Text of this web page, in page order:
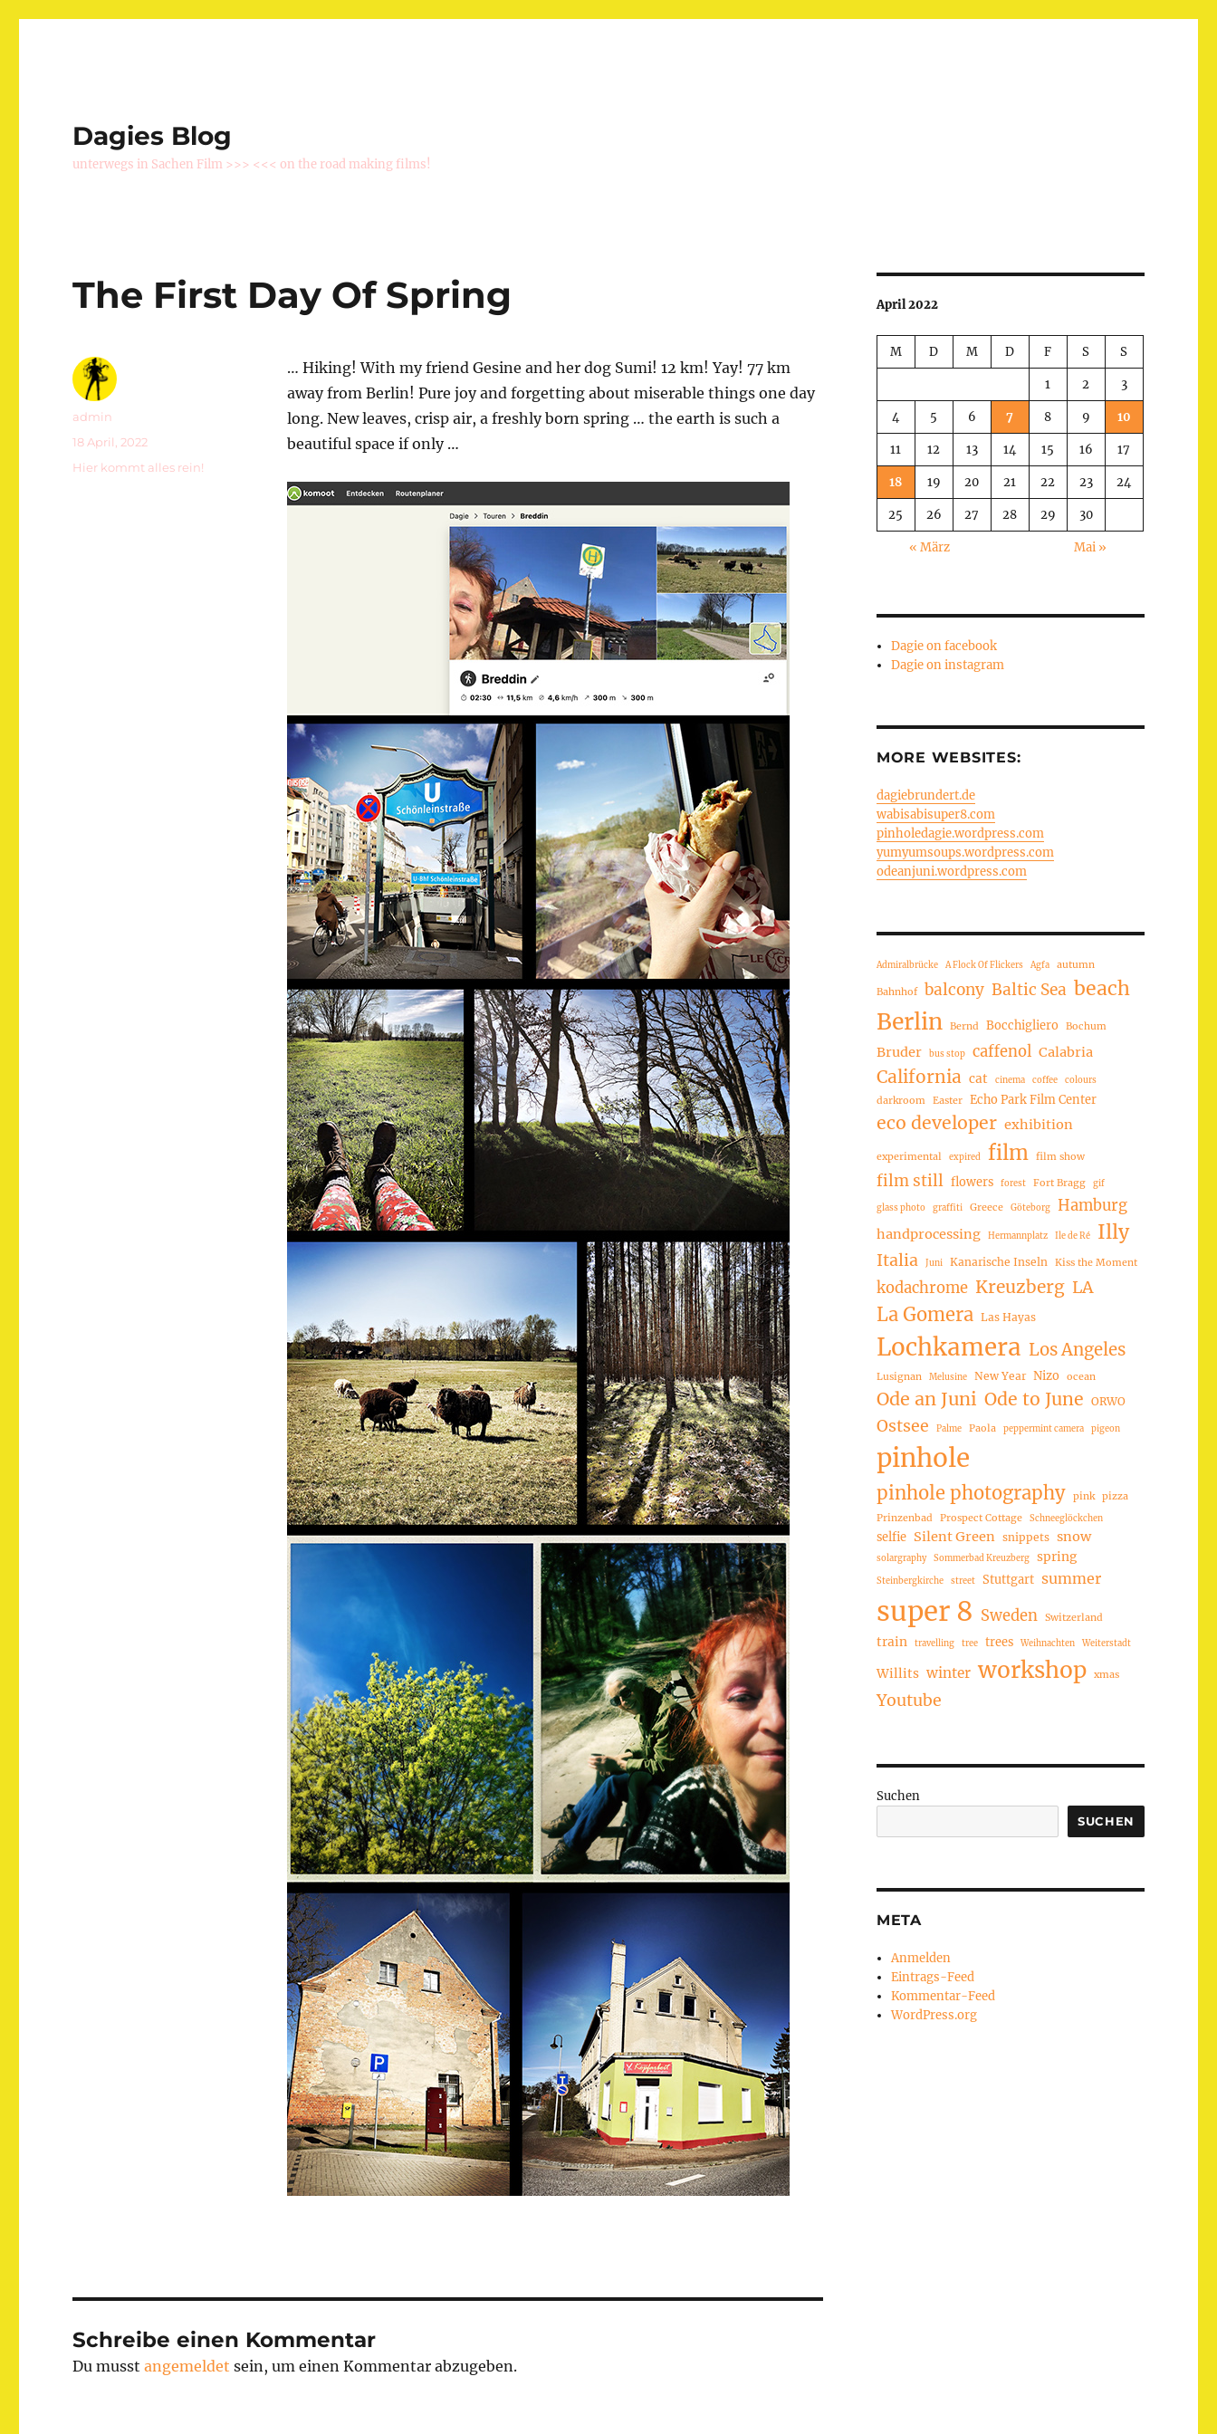
Dagies Blog
unterwegs in Sachen Film >>> <<< on the road making films!
The First Day Of Spring
… Hiking! With my friend Gesine and her dog Sumi! 12 km! Yay! 77 km
away from Berlin! Pure joy and forgetting about miserable things one day
long. New leaves, crisp air, a freshly born spring … the earth is such a
beautiful space if only …
Autor
admin
Veröffentlicht
am
18 April, 2022
Kategorien
Hier kommt alles rein!
Schreibe einen Kommentar
Du musstangemeldet sein, um einen Kommentar abzugeben.
April 2022
M D M D F S S
1 2 3
4 5 6 7 8 9 10
11 12 13 14 15 16 17
18 19 20 21 22 23 24
25 26 27 28 29 30
« März Mai »
Dagie on facebook
Dagie on instagram
MORE WEBSITES:
dagiebrundert.de
wabisabisuper8.com
pinholedagie.wordpress.com
yumyumsoups.wordpress.com
odeanjuni.wordpress.com
Admiralbrücke A Flock Of Flickers Agfa autumn
Bahnhof balcony Baltic Sea beach
Berlin Bernd Bocchigliero Bochum
Bruder bus stop caffenol Calabria
California cat cinema coffee colours
darkroom Easter Echo Park Film Center
eco developer exhibition
experimental expired film film show
film still flowers forest Fort Bragg gif
glass photo graffiti Greece Göteborg Hamburg
handprocessing Hermannplatz Ile de Ré Illy
Italia Juni Kanarische Inseln Kiss the Moment
kodachrome Kreuzberg LA
La Gomera Las Hayas
Lochkamera Los Angeles
Lusignan Melusine New Year Nizo ocean
Ode an Juni Ode to June ORWO
Ostsee Palme Paola peppermint camera pigeon
pinhole
pinhole photography pink pizza
Prinzenbad
Prospect Cottage Schneeglöckchen
selfie Silent Green snippets snow
solargraphy Sommerbad Kreuzberg spring
Steinbergkirche street Stuttgart summer
super 8 Sweden Switzerland
train travelling tree trees Weihnachten Weiterstadt
Willits winter workshop xmas
Youtube
Suchen
SUCHEN
META
Anmelden
Eintrags-Feed
Kommentar-Feed
WordPress.org